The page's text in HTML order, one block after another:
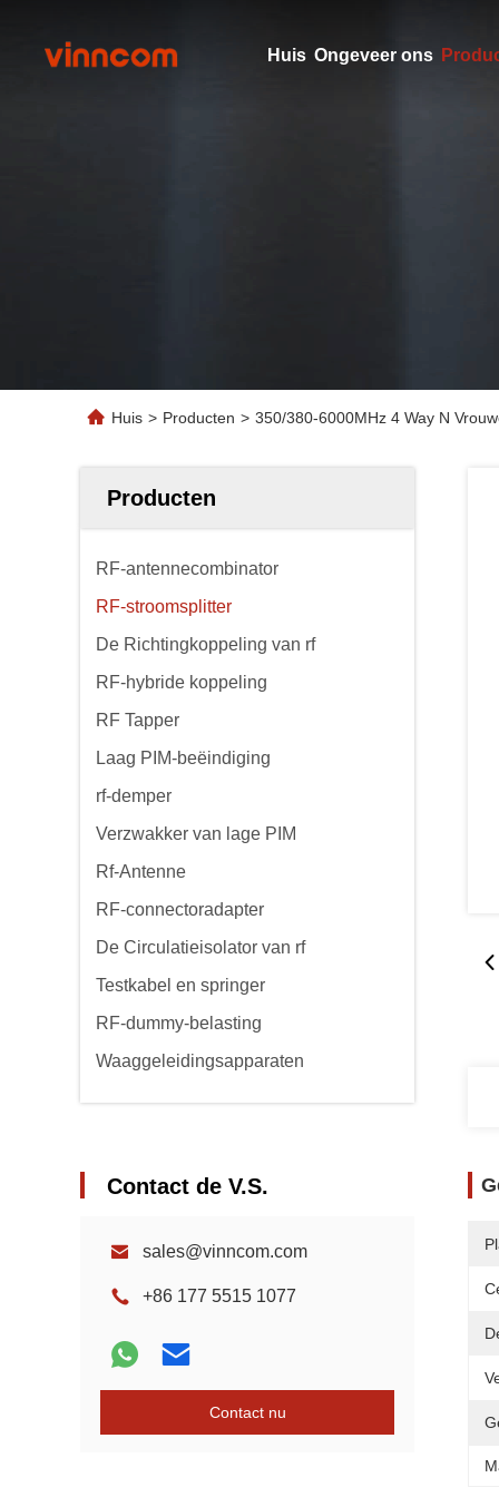
Huis Ongeveer ons
Huis > Producten > 350/380-6000MHz 4 Way N
Producten
RF-antennecombinator
RF-stroomsplitter
De Richtingkoppeling van rf
RF-hybride koppeling
RF Tapper
Laag PIM-beëindiging
rf-demper
Verzwakker van lage PIM
Rf-Antenne
RF-connectoradapter
De Circulatieisolator van rf
Testkabel en springer
RF-dummy-belasting
Waaggeleidingsapparaten
Contact de V.S.
sales@vinncom.com
+86 177 5515 1077
Contact nu